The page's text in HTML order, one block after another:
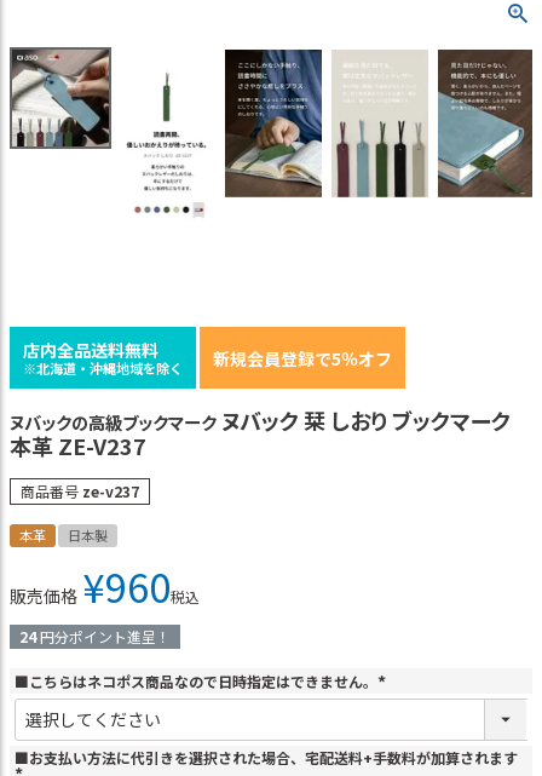
店内全品送料無料
※北海道・沖縄地域を除く 新規会員登録で5％オフ
ヌバックの高級ブックマーク ヌバック 栞 しおり ブックマーク
本革 ZE-V237
商品番号 ze-v237
本革 日本製
販売価格 ¥960税込
24円分ポイント進呈！
■こちらはネコポス商品なので日時指定はできません。
(
)
■お支払い方法に代引きを選択された場合、宅配送料+手数料が加算されます